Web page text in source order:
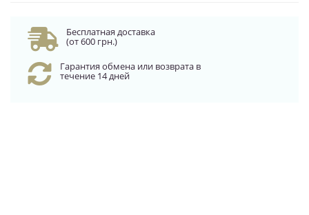
Бесплатная доставка
(от 600 грн.)
Гарантия обмена или возврата в
течение 14 дней